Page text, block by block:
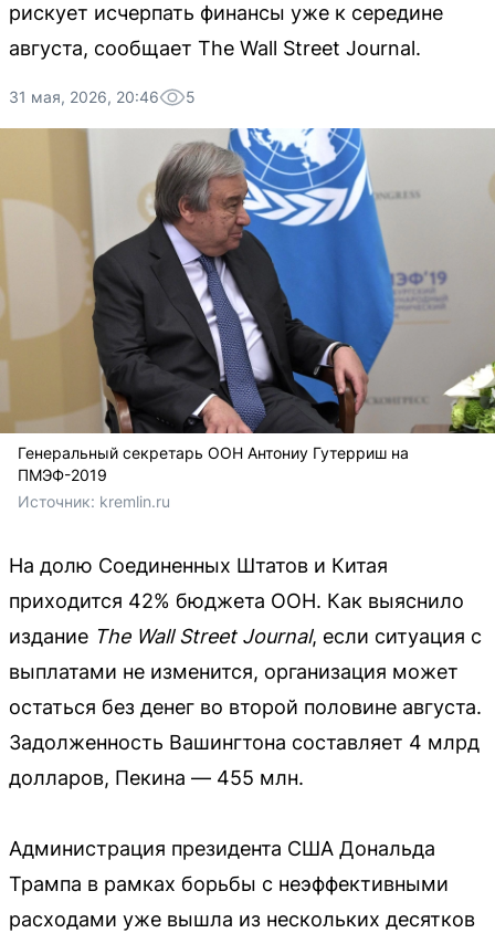
рискует исчерпать финансы уже к середине
августа, сообщает The Wall Street Journal.
31 мая, 2026, 20:46 5
Генеральный секретарь ООН Антониу Гутерриш на
ПМЭФ-2019
Источник: kremlin.ru
На долю Соединенных Штатов и Китая
приходится 42% бюджета ООН. Как выяснило
издание The Wall Street Journal, если ситуация с
выплатами не изменится, организация может
остаться без денег во второй половине августа.
Задолженность Вашингтона составляет 4 млрд
долларов, Пекина — 455 млн.
Администрация президента США Дональда
Трампа в рамках борьбы с неэффективными
расходами уже вышла из нескольких десятков